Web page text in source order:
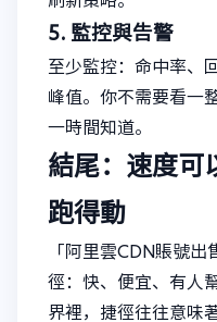
5. 監控與告警
至少監控：命中率、
峰值。你不需要看一
一時間知道。
結尾：速度可
跑得動
「阿里雲CDN賬號
徑：快、便宜、有人
界裡，捷徑往往意味